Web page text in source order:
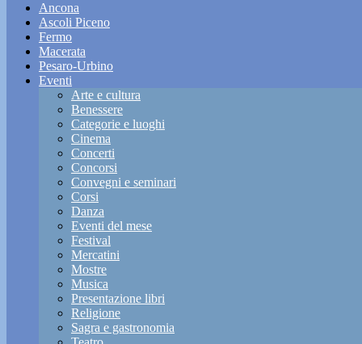
Ancona
Ascoli Piceno
Fermo
Macerata
Pesaro-Urbino
Eventi
Arte e cultura
Benessere
Categorie e luoghi
Cinema
Concerti
Concorsi
Convegni e seminari
Corsi
Danza
Eventi del mese
Festival
Mercatini
Mostre
Musica
Presentazione libri
Religione
Sagra e gastronomia